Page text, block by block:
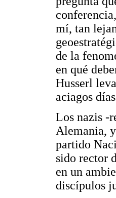
mí, tan
de la
en qué
Husserl
aciagos
Los nazis -
Alemania,
partido
sido rector
en un
discípulos